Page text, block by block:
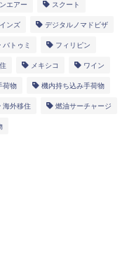
エアー スクート
ンズ デジタルノマドビザ
バトゥミ フィリピン
メキシコ ワイン
荷物 機内持ち込み手荷物
海外移住 燃油サーチャージ